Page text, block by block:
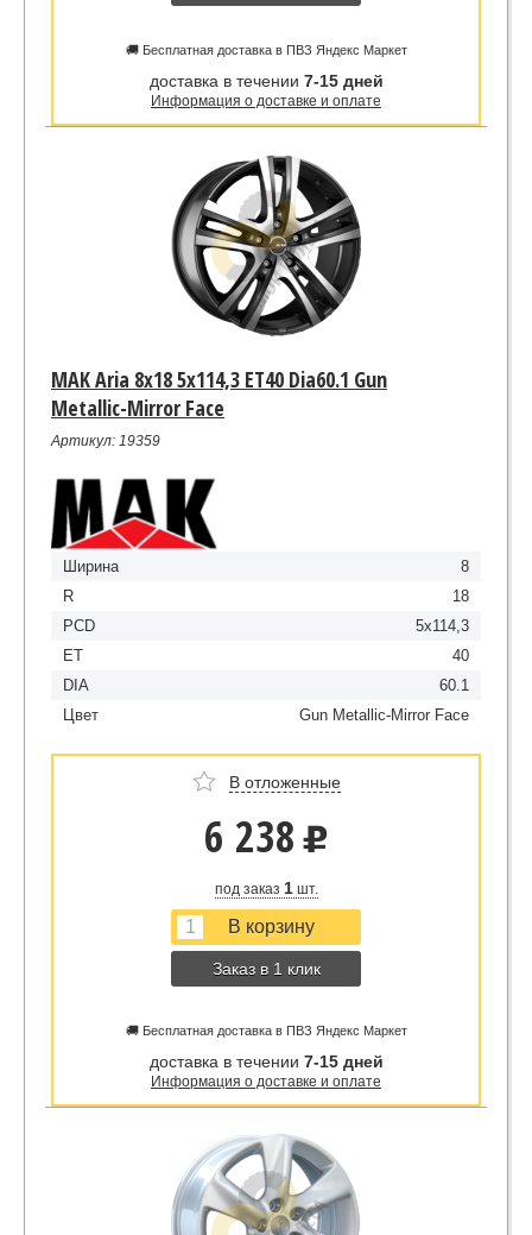
🚚 Бесплатная доставка в ПВЗ Яндекс Маркет
доставка в течении 7-15 дней
Информация о доставке и оплате
MAK Aria 8x18 5x114,3 ET40 Dia60.1 Gun
Metallic-Mirror Face
Артикул: 19359
Ширина
8
R
18
PCD
5x114,3
ET
40
DIA
60.1
Цвет
Gun Metallic-Mirror Face
В отложенные
6 238 u
под заказ 1шт.
Заказ в 1 клик
🚚 Бесплатная доставка в ПВЗ Яндекс Маркет
доставка в течении 7-15 дней
Информация о доставке и оплате